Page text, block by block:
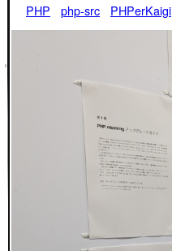
PHP php-src PHPerKaigi